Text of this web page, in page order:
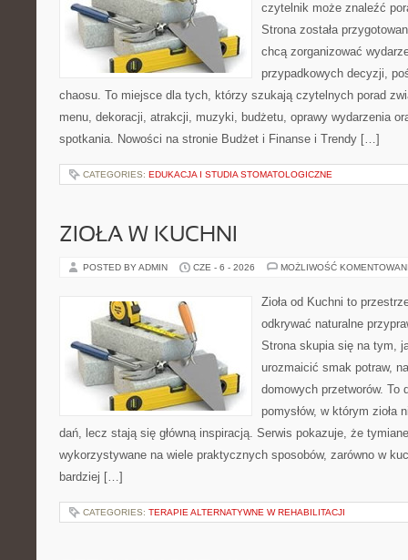
czytelnik może znaleźć
Strona została
chcą zorganizować
przypadkowych decyzji,
chaosu. To miejsce dla tych, którzy szukają czytelnych porad
menu, dekoracji, atrakcji, muzyki, budżetu, oprawy wydarzenia
spotkania. Nowości na stronie Budżet i Finanse i Trendy […]
CATEGORIES: EDUKACJA I STUDIA STOMATOLOGICZNE
ZIOŁA W KUCHNI
POSTED BY ADMIN CZE - 6 - 2026 MOŻLIWOŚĆ
Zioła od Kuchni to
odkrywać naturalne
Strona skupia się na tym,
urozmaicić smak potraw,
domowych przetworów. To
pomysłów, w którym zioła
dań, lecz stają się główną inspiracją. Serwis pokazuje, że
wykorzystywane na wiele praktycznych sposobów, zarówno w
bardziej […]
CATEGORIES: TERAPIE ALTERNATYWNE W REHABILITACJI